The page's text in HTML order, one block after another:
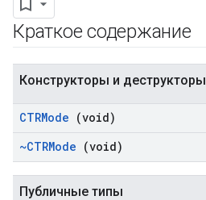
Краткое содержание
Конструкторы и деструкторы
CTRMode (void)
~CTRMode (void)
Публичные типы